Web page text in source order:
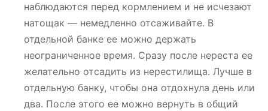
наблюдаются перед кормлением и не исчезают
натощак — немедленно отсаживайте. В
отдельной банке ее можно держать
неограниченное время. Сразу после нереста ее
желательно отсадить из нерестилища. Лучше в
отдельную банку, чтобы она отдохнула день или
два. После этого ее можно вернуть в общий